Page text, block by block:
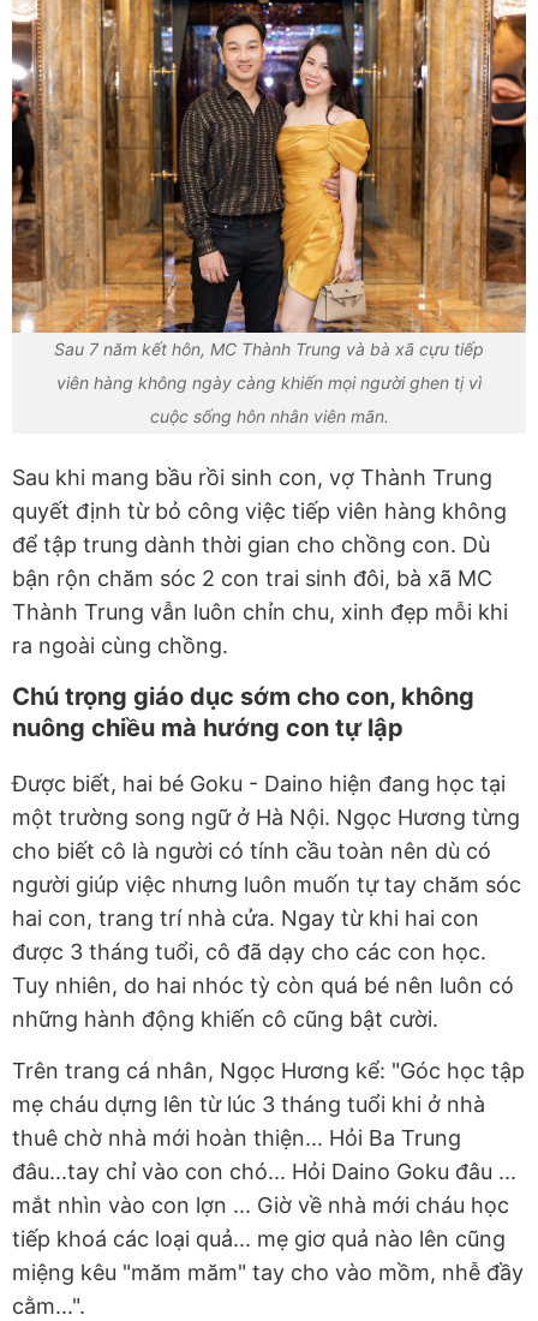
Sau 7 năm kết hôn, MC Thành Trung và bà xã cựu tiếp
viên hàng không ngày càng khiến mọi người ghen tị vì
cuộc sống hôn nhân viên mãn.
Sau khi mang bầu rồi sinh con, vợ Thành Trung
quyết định từ bỏ công việc tiếp viên hàng không
để tập trung dành thời gian cho chồng con. Dù
bận rộn chăm sóc 2 con trai sinh đôi, bà xã MC
Thành Trung vẫn luôn chỉn chu, xinh đẹp mỗi khi
ra ngoài cùng chồng.
Chú trọng giáo dục sớm cho con, không
nuông chiều mà hướng con tự lập
Được biết, hai bé Goku - Daino hiện đang học tại
một trường song ngữ ở Hà Nội. Ngọc Hương từng
cho biết cô là người có tính cầu toàn nên dù có
người giúp việc nhưng luôn muốn tự tay chăm sóc
hai con, trang trí nhà cửa. Ngay từ khi hai con
được 3 tháng tuổi, cô đã dạy cho các con học.
Tuy nhiên, do hai nhóc tỳ còn quá bé nên luôn có
những hành động khiến cô cũng bật cười.
Trên trang cá nhân, Ngọc Hương kể: "Góc học tập
mẹ cháu dựng lên từ lúc 3 tháng tuổi khi ở nhà
thuê chờ nhà mới hoàn thiện... Hỏi Ba Trung
đâu...tay chỉ vào con chó... Hỏi Daino Goku đâu ...
mắt nhìn vào con lợn ... Giờ về nhà mới cháu học
tiếp khoá các loại quả... mẹ giơ quả nào lên cũng
miệng kêu "măm măm" tay cho vào mồm, nhễ đầy
cằm...".